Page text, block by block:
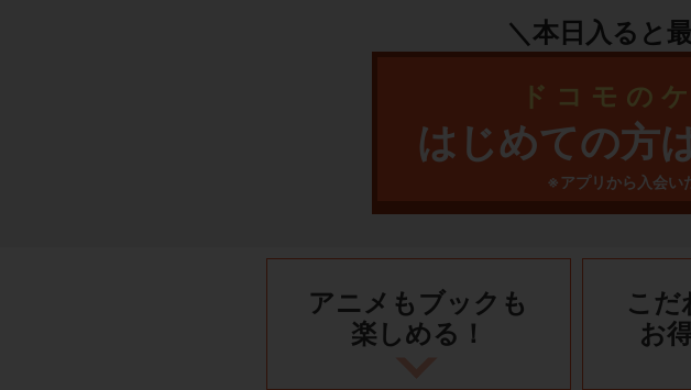
＼本日入ると
ドコモの
はじめての方
※アプリから入会い
アニメもブックも
楽しめる！
こだ
お